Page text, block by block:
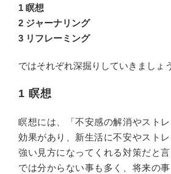
1 瞑想
2 ジャーナリング
3 リフレーミング
ではそれぞれ深掘りしていきましょう
1 瞑想
瞑想には、「不安感の解消やスト
効果があり、新生活に不安やスト
強い見方になってくれる対策だと
では分からない事も多く、将来の